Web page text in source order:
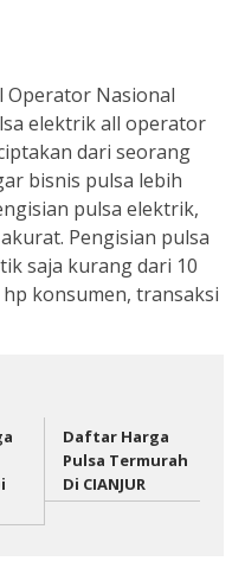
Operator Nasional
elektrik all operator
dari seorang
bisnis pulsa lebih
pulsa elektrik,
Pengisian pulsa
saja kurang dari 10
konsumen, transaksi
Daftar Harga
Pulsa Termurah
Di CIANJUR